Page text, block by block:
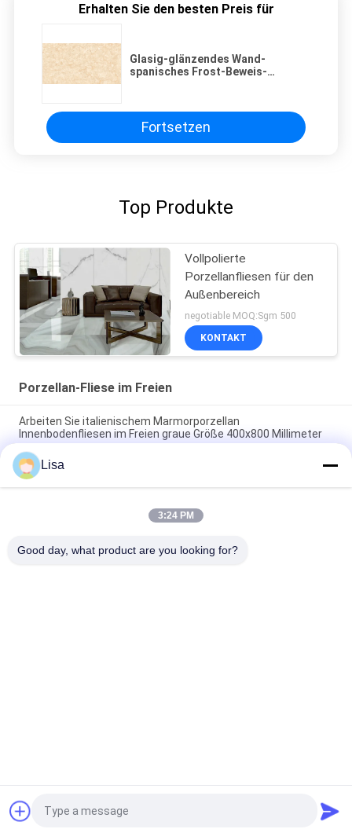
Erhalten Sie den besten Preis für
Glasig-glänzendes Wand-
spanisches Frost-Beweis-
Fortsetzen
Top Produkte
Vollpolierte
Porzellanfliesen für den
Außenbereich
negotiable MOQ:Sgm 500
KONTAKT
Porzellan-Fliese im Freien
Arbeiten Sie italienischem Marmorporzellan
Innenbodenfliesen im Freien graue Größe 400x800 Millimeter
um
40*80cm Innenporzellan im Freien deckt die beige haltbare
Marmorierungfarbe mit Ziegeln
Mattoberflächenporzellan-Küchen-Bodenfliesen 400*800mm
Fordern Sie ein Angebot
Lisa
3:24 PM
Good day, what product are you looking for?